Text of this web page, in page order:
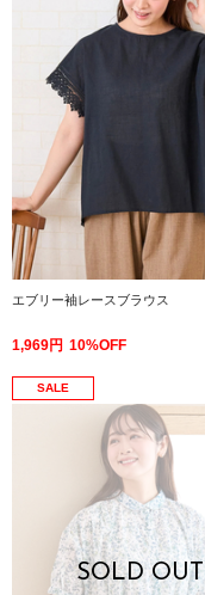
エブリー袖レースブラウス
1,969円 10%OFF
SALE
SOLD OUT